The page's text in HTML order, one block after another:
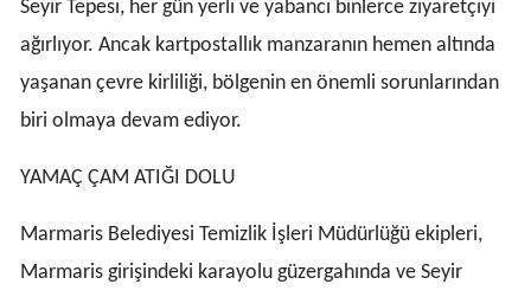
Seyir Tepesi, her gün yerli ve yabancı binlerce ziyaretçiyi
ağırlıyor. Ancak kartpostallık manzaranın hemen altında
yaşanan çevre kirliliği, bölgenin en önemli sorunlarından
biri olmaya devam ediyor.
YAMAÇ ÇAM ATIĞI DOLU
Marmaris Belediyesi Temizlik İşleri Müdürlüğü ekipleri,
Marmaris girişindeki karayolu güzergahında ve Seyir